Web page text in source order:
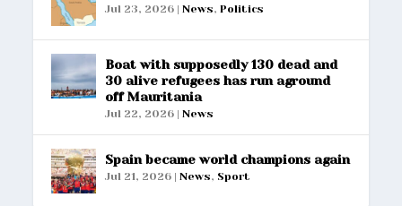
Jul 23, 2026 |News,Politics
Boat with supposedly 130 dead and
30 alive refugees has run aground
off Mauritania
Jul 22, 2026 |News
Spain became world champions again
Jul 21, 2026 |News, Sport